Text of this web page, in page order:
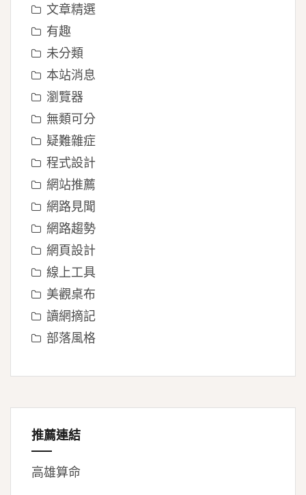
文章精選
有趣
未分類
本站消息
瀏覽器
無類可分
疑難雜症
程式設計
網站推薦
網路見聞
網路趨勢
網頁設計
線上工具
美觀桌布
讀網摘記
部落風格
推薦連結
高雄算命